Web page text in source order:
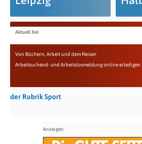
Aktuell bei
Von Büchern, Arbeit und dem Reisen
Arbeitsuchend- und Arbeitslosmeldung online erledigen
der Rubrik Sport